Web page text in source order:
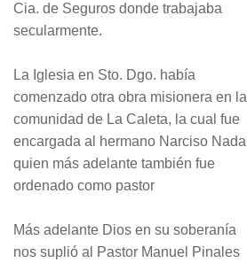
Cia. de Seguros donde trabajaba
secularmente.
La Iglesia en Sto. Dgo. había
comenzado otra obra misionera en la
comunidad de La Caleta, la cual fue
encargada al hermano Narciso Nadal
quien más adelante también fue
ordenado como pastor
Más adelante Dios en su soberanía
nos suplió al Pastor Manuel Pinales